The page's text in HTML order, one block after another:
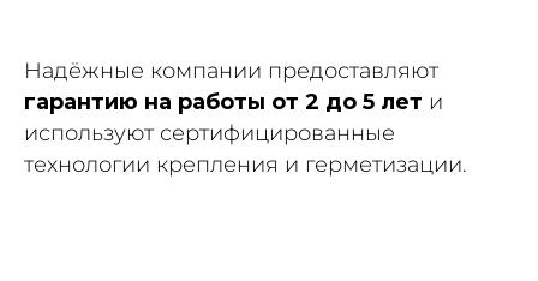
Надёжные компании предоставляют
гарантию на работы от 2 до 5 лет и
используют сертифицированные
технологии крепления и герметизации.